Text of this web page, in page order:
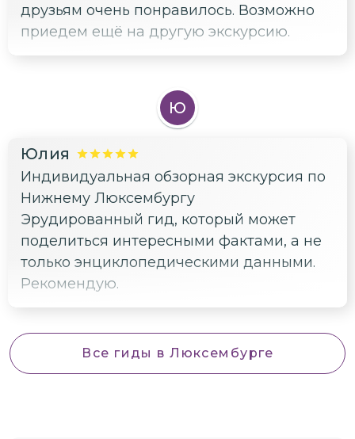
друзьям очень понравилось. Возможно
приедем ещё на другую экскурсию.
Ю
Юлия
Индивидуальная обзорная экскурсия по
Нижнему Люксембургу
Эрудированный гид, который может
поделиться интересными фактами, а не
только энциклопедическими данными.
Рекомендую.
Все гиды в Люксембурге